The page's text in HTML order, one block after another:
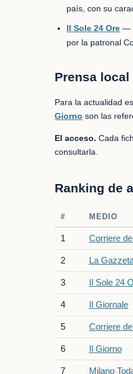
país, con su
Il Sole 24 Ore —
por la patronal
Prensa local
Para la actualidad
Giorno son las
El acceso. Cada
consultarla.
Ranking de
# MEDIO
1 Corriere
2 La
3 Il Sole 24
4 Il Giornale
5 Corriere
6 Il Giorno
7 Milano